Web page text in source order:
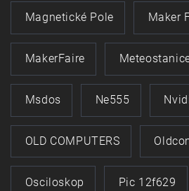
Magnetické Pole Maker
MakerFaire
Msdos Ne555
OLD COMPUTERS
Osciloskop Pic 12f629